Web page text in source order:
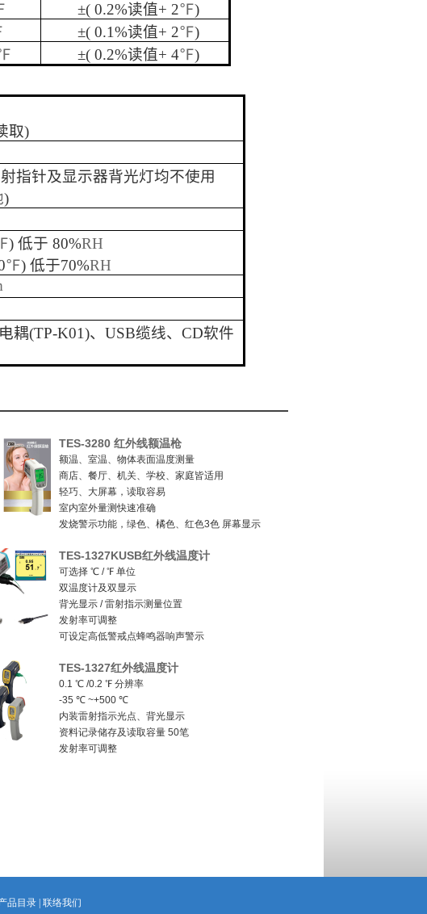
±( 0.2%读值+ 2℉)
±( 0.1%读值+ 2℉)
±( 0.2%读值+ 4℉)
取)
指针及显示器背光灯均不使用
)
) 低于 80%RH
℉) 低于70%RH
耦(TP-K01)、 USB缆线、 CD软件
TES-3280 红外线额温枪
额温、室温、物体表面温度测量
商店、餐厅、机关、学校、家庭皆适用
轻巧、大屏幕，读取容易
室内室外量测快速准确
发烧警示功能，绿色、橘色、红色3色 屏幕显示
TES-1327KUSB红外线温度计
可选择 ℃ / ℉ 单位
双温度计及双显示
背光显示 / 雷射指示测量位置
发射率可调整
可设定高低警戒点蜂鸣器响声警示
USB界面
99笔手动数据记录储存及读取功能
10000笔连续记录
TES-1327红外线温度计
0.1 ℃ /0.2 ℉ 分辨率
-35 ℃ ~+500 ℃
内装雷射指示光点、背光显示
资料记录储存及读取容量 50笔
发射率可调整
品目录 联络我们